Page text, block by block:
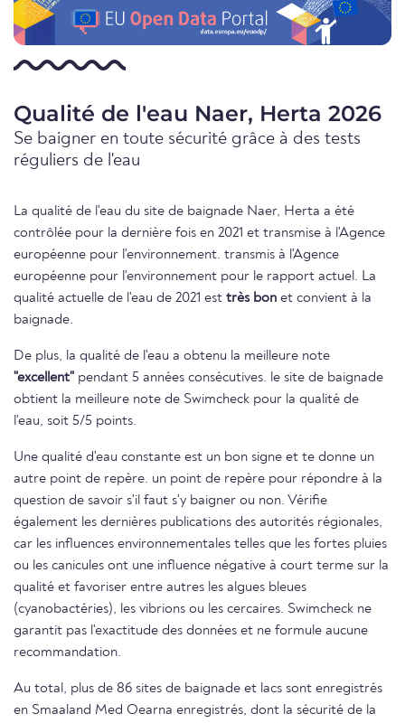
Qualité de l'eau Naer, Herta 2026
Se baigner en toute sécurité grâce à des tests
réguliers de l'eau
La qualité de l'eau du site de baignade Naer, Herta a été
contrôlée pour la dernière fois en 2021 et transmise à l'Agence
européenne pour l'environnement. transmis à l'Agence
européenne pour l'environnement pour le rapport actuel. La
qualité actuelle de l'eau de 2021 est très bon et convient à la
baignade.
De plus, la qualité de l'eau a obtenu la meilleure note
"excellent" pendant 5 années consécutives. le site de baignade
obtient la meilleure note de Swimcheck pour la qualité de
l'eau, soit 5/5 points.
Une qualité d'eau constante est un bon signe et te donne un
autre point de repère. un point de repère pour répondre à la
question de savoir s'il faut s'y baigner ou non. Vérifie
également les dernières publications des autorités régionales,
car les influences environnementales telles que les fortes pluies
ou les canicules ont une influence négative à court terme sur la
qualité et favoriser entre autres les algues bleues
(cyanobactéries), les vibrions ou les cercaires. Swimcheck ne
garantit pas l'exactitude des données et ne formule aucune
recommandation.
Au total, plus de 86 sites de baignade et lacs sont enregistrés
en Smaaland Med Oearna enregistrés, dont la sécurité de la